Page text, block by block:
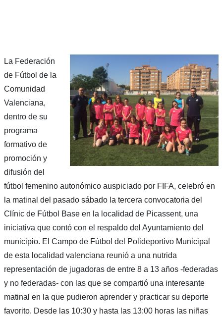
La Federación
de Fútbol de la
Comunidad
Valenciana,
dentro de su
programa
formativo de
promoción y
difusión del
fútbol femenino autonómico auspiciado por FIFA, celebró en
la matinal del pasado sábado la tercera convocatoria del
Clínic de Fútbol Base en la localidad de Picassent, una
iniciativa que contó con el respaldo del Ayuntamiento del
municipio. El Campo de Fútbol del Polideportivo Municipal
de esta localidad valenciana reunió a una nutrida
representación de jugadoras de entre 8 a 13 años -federadas
y no federadas- con las que se compartió una interesante
matinal en la que pudieron aprender y practicar su deporte
favorito. Desde las 10:30 y hasta las 13:00 horas las niñas